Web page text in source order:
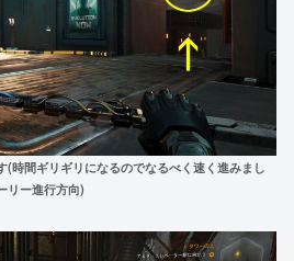
(時間ギリギリになるのでなるべく速く進みまし
リー進行方向)